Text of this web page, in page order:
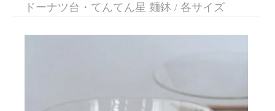
ドーナツ台・てんてん星 麺鉢 / 各サイズ